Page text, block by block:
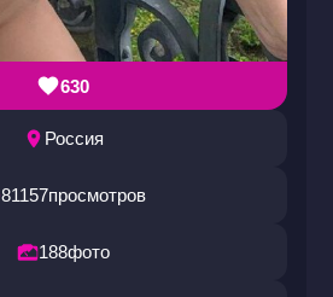
630
Россия
81157просмотров
188фото